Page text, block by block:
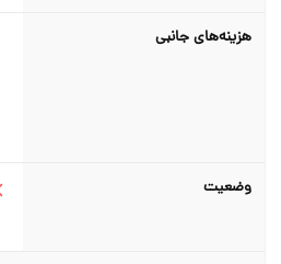
هزینه‌های جانبی
وضعیت